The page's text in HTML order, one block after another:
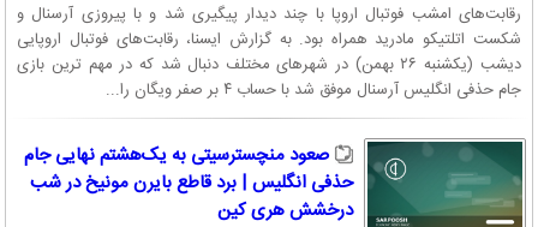
رقابت‌های امشب فوتبال اروپا با چند دیدار پیگیری شد و با پیروزی آرسنال و
شکست اتلتیکو مادرید همراه بود. به گزارش ایسنا، رقابت‌های فوتبال اروپایی
دیشب (یکشنبه ۲۶ بهمن) در شهرهای مختلف دنبال شد که در مهم ترین بازی
جام حذفی انگلیس آرسنال موفق شد با حساب ۴ بر صفر ویگان را...
صعود منچسترسیتی به یک‌هشتم نهایی جام
حذفی انگلیس | برد قاطع بایرن مونیخ در شب
درخشش هری کین